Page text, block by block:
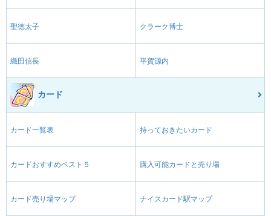
聖徳太子 クラーク博士
織田信長 平賀源内
カード
カード一覧表 持っておきたいカード
カードおすすめベスト５ 購入可能カードと売り場
カード売り場マップ ナイスカード駅マップ